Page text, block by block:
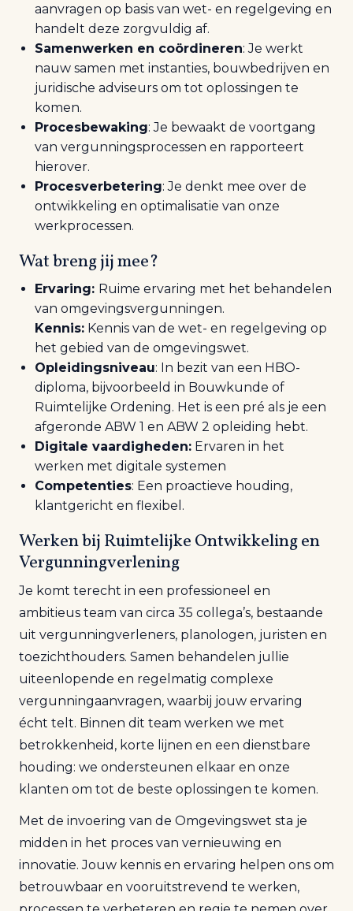
aanvragen op basis van wet- en regelgeving en
handelt deze zorgvuldig af.
Samenwerken en coördineren: Je werkt
nauw samen met instanties, bouwbedrijven en
juridische adviseurs om tot oplossingen te
komen.
Procesbewaking: Je bewaakt de voortgang
van vergunningsprocessen en rapporteert
hierover.
Procesverbetering: Je denkt mee over de
ontwikkeling en optimalisatie van onze
werkprocessen.
Wat breng jij mee?
Ervaring: Ruime ervaring met het behandelen
van omgevingsvergunningen.
Kennis: Kennis van de wet- en regelgeving op
het gebied van de omgevingswet.
Opleidingsniveau: In bezit van een HBO-
diploma, bijvoorbeeld in Bouwkunde of
Ruimtelijke Ordening. Het is een pré als je een
afgeronde ABW 1 en ABW 2 opleiding hebt.
Digitale vaardigheden: Ervaren in het
werken met digitale systemen
Competenties: Een proactieve houding,
klantgericht en flexibel.
Werken bij Ruimtelijke Ontwikkeling en
Vergunningverlening
Je komt terecht in een professioneel en
ambitieus team van circa 35 collega’s, bestaande
uit vergunningverleners, planologen, juristen en
toezichthouders. Samen behandelen jullie
uiteenlopende en regelmatig complexe
vergunningaanvragen, waarbij jouw ervaring
écht telt. Binnen dit team werken we met
betrokkenheid, korte lijnen en een dienstbare
houding: we ondersteunen elkaar en onze
klanten om tot de beste oplossingen te komen.
Met de invoering van de Omgevingswet sta je
midden in het proces van vernieuwing en
innovatie. Jouw kennis en ervaring helpen ons om
betrouwbaar en vooruitstrevend te werken,